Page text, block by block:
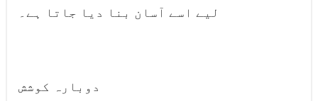
لیے اسے آسان بنا دیا جاتا ہے۔
دوبارہ کوشش